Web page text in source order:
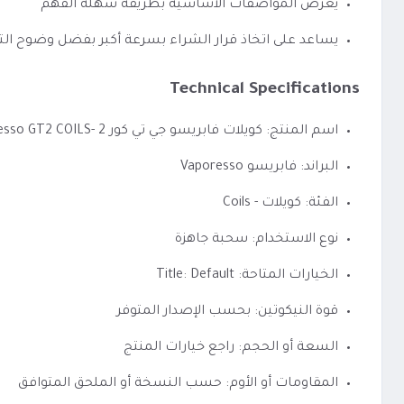
يعرض المواصفات الأساسية بطريقة سهلة الفهم
يساعد على اتخاذ قرار الشراء بسرعة أكبر بفضل وضوح
Technical Specifications
اسم المنتج: كويلات فابريسو جي تي كور 2 -Vaporesso GT2 COILS
البراند: فابريسو Vaporesso
الفئة: كويلات - Coils
نوع الاستخدام: سحبة جاهزة
الخيارات المتاحة: Title: Default
قوة النيكوتين: بحسب الإصدار المتوفر
السعة أو الحجم: راجع خيارات المنتج
المقاومات أو الأوم: حسب النسخة أو الملحق المتوافق